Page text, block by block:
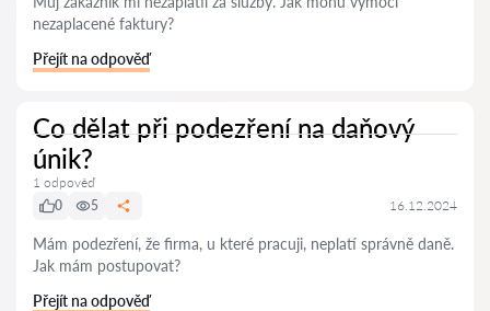
nezaplacené faktury?
Přejít na odpověď
Co dělat při podezření na daňový
únik?
1 odpověď
0
5 16.12.2024
Mám podezření, že firma, u které pracuji, neplatí správně daně.
Jak mám postupovat?
Přejít na odpověď